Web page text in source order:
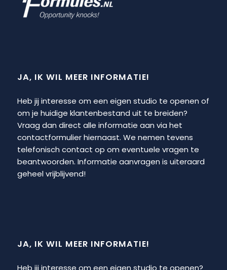
JA, IK WIL MEER INFORMATIE!
Heb jij interesse om een eigen studio te openen of
om je huidige klantenbestand uit te breiden?
Vraag dan direct alle informatie aan via het
contactformulier hiernaast. We nemen tevens
telefonisch contact op om eventuele vragen te
beantwoorden. Informatie aanvragen is uiteraard
geheel vrijblijvend!
JA, IK WIL MEER INFORMATIE!
Heb jij interesse om een eigen studio te openen?